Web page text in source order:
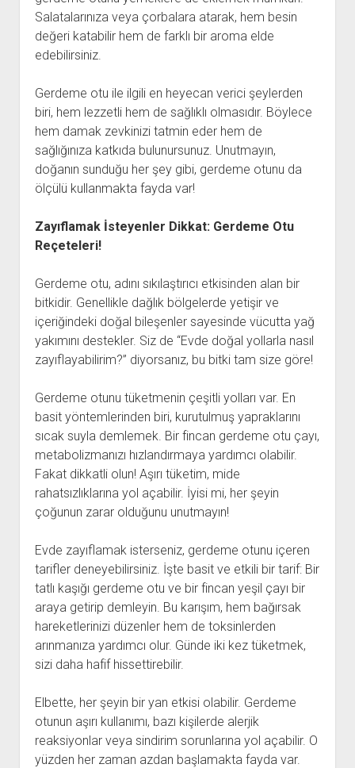
Salatalarınıza veya çorbalara atarak, hem besin
değeri katabilir hem de farklı bir aroma elde
edebilirsiniz.
Gerdeme otu ile ilgili en heyecan verici şeylerden
biri, hem lezzetli hem de sağlıklı olmasıdır. Böylece
hem damak zevkinizi tatmin eder hem de
sağlığınıza katkıda bulunursunuz. Unutmayın,
doğanın sunduğu her şey gibi, gerdeme otunu da
ölçülü kullanmakta fayda var!
Zayıflamak İsteyenler Dikkat: Gerdeme Otu
Reçeteleri!
Gerdeme otu, adını sıkılaştırıcı etkisinden alan bir
bitkidir. Genellikle dağlık bölgelerde yetişir ve
içeriğindeki doğal bileşenler sayesinde vücutta yağ
yakımını destekler. Siz de “Evde doğal yollarla nasıl
zayıflayabilirim?” diyorsanız, bu bitki tam size göre!
Gerdeme otunu tüketmenin çeşitli yolları var. En
basit yöntemlerinden biri, kurutulmuş yapraklarını
sıcak suyla demlemek. Bir fincan gerdeme otu çayı,
metabolizmanızı hızlandırmaya yardımcı olabilir.
Fakat dikkatli olun! Aşırı tüketim, mide
rahatsızlıklarına yol açabilir. İyisi mi, her şeyin
çoğunun zarar olduğunu unutmayın!
Evde zayıflamak isterseniz, gerdeme otunu içeren
tarifler deneyebilirsiniz. İşte basit ve etkili bir tarif: Bir
tatlı kaşığı gerdeme otu ve bir fincan yeşil çayı bir
araya getirip demleyin. Bu karışım, hem bağırsak
hareketlerinizi düzenler hem de toksinlerden
arınmanıza yardımcı olur. Günde iki kez tüketmek,
sizi daha hafif hissettirebilir.
Elbette, her şeyin bir yan etkisi olabilir. Gerdeme
otunun aşırı kullanımı, bazı kişilerde alerjik
reaksiyonlar veya sindirim sorunlarına yol açabilir. O
yüzden her zaman azdan başlamakta fayda var.